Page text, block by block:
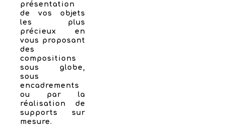
présentation
de vos objets
les plus
précieux en
vous proposant
des
compositions
sous globe,
sous
encadrements
ou par la
réalisation de
supports sur
mesure.